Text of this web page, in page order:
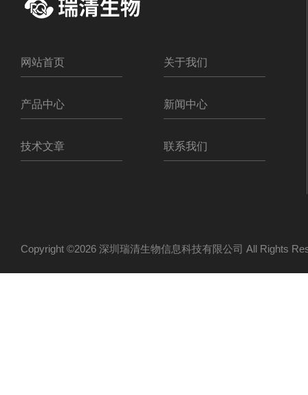
网站首页 关于我们
产品中心 新闻中心
技术文章 联系我们
Copyright ©2026 深圳瑞清生物信息科技有限公司 All Rights